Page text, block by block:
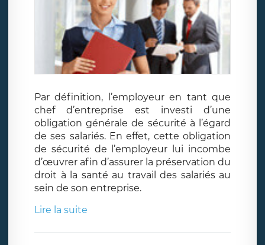
Par définition, l’employeur en tant que
chef d’entreprise est investi d’une
obligation générale de sécurité à l’égard
de ses salariés. En effet, cette obligation
de sécurité de l’employeur lui incombe
d’œuvrer afin d’assurer la préservation du
droit à la santé au travail des salariés au
sein de son entreprise.
Lire la suite